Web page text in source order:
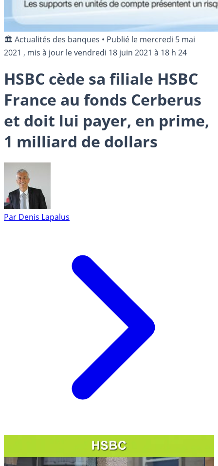
🏛️ Actualités des banques • Publié le mercredi 5 mai
2021 , mis à jour levendredi 18 juin 2021 à 18 h 24
HSBC cède sa filiale HSBC
France au fonds Cerberus
et doit lui payer, en prime,
1 milliard de dollars
Par Denis Lapalus